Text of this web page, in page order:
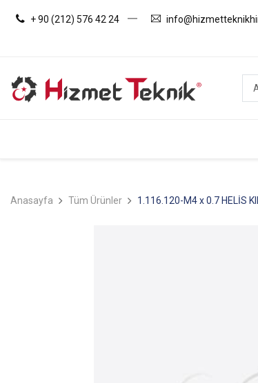
+ 90 (212) 576 42 24
Anasayfa Tüm Ürünler 1.116.120-M4 x 0.7 HELİS